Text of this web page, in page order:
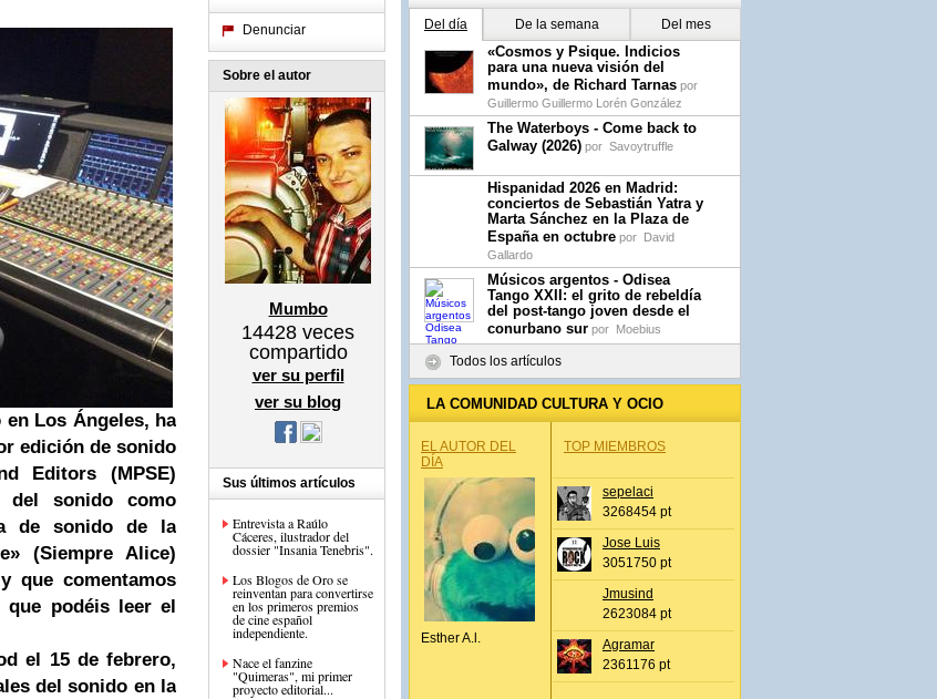
Los Ángeles, ha
edición de sonido
Editors (MPSE)
del sonido como
de sonido de la
(Siempre Alice)
que comentamos
que podéis leer el
el 15 de febrero,
del sonido en la
Denunciar
Sobre el autor
Mumbo
14428 veces
compartido
ver su perfil
ver su blog
Sus últimos artículos
Entrevista a Raúlo
Cáceres, ilustrador del
dossier "Insania Tenebris".
Los Blogos de Oro se
reinventan para convertirse
en los primeros premios
de cine español
independiente.
Nace el fanzine
"Quimeras", mi primer
proyecto editorial...
Del día De la semana Del mes
«Cosmos y Psique. Indicios
para una nueva visión del
mundo», de Richard Tarnas por
Guillermo Guillermo Lorén González
The Waterboys - Come back to
Galway (2026) por Savoytruffle
Hispanidad 2026 en Madrid:
conciertos de Sebastián Yatra y
Marta Sánchez en la Plaza de
España en octubre por David
Gallardo
Músicos argentos - Odisea
Tango XXII: el grito de rebeldía
del post-tango joven desde el
conurbano sur por Moebius
Todos los artículos
LA COMUNIDAD CULTURA Y OCIO
EL AUTOR DEL
DÍA
Esther A.l.
TOP MIEMBROS
sepelaci
3268454 pt
Jose Luis
3051750 pt
Jmusind
2623084 pt
Agramar
2361176 pt